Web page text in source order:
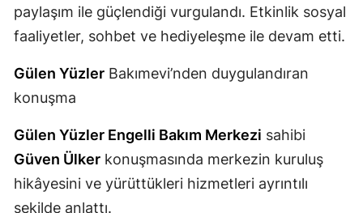
Tekirdağ
Tokat
Trabzon
Şanlıurfa
Uşak
paylaşım ile güçlendiği vurgulandı. Etkinlik sosyal
faaliyetler, sohbet ve hediyeleşme ile devam etti.
Gülen Yüzler Bakımevi’nden duygulandıran
konuşma
Gülen Yüzler Engelli Bakım Merkezi sahibi
Güven Ülker konuşmasında merkezin kuruluş
hikâyesini ve yürüttükleri hizmetleri ayrıntılı
şekilde anlattı.